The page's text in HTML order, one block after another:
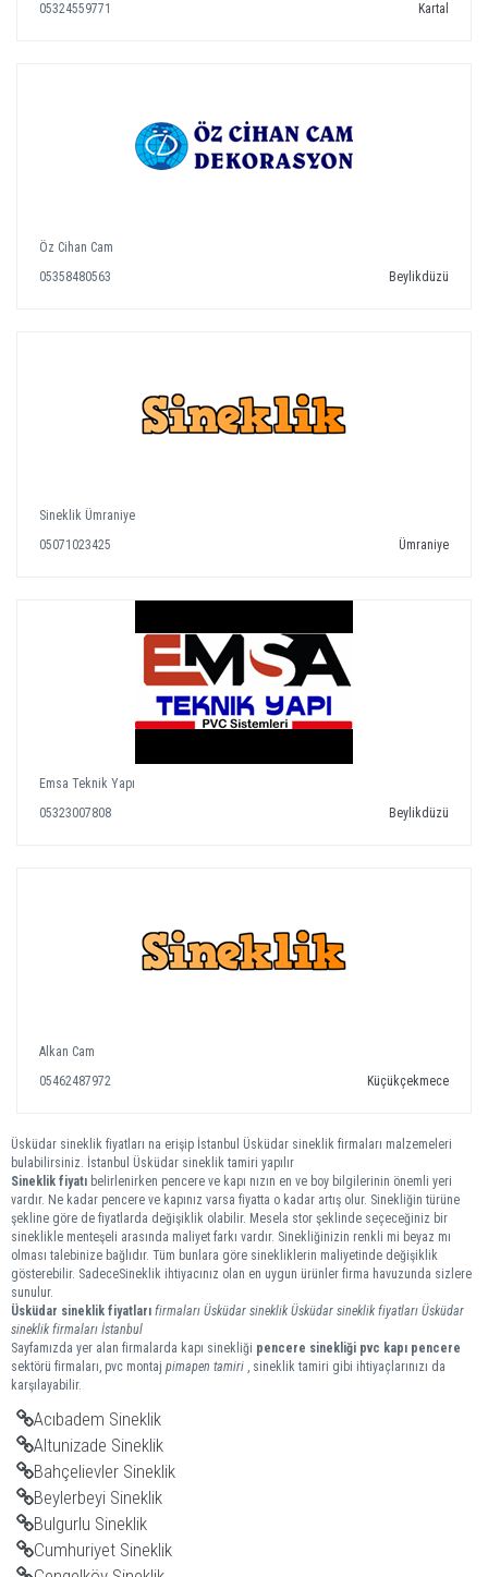
05324559771
Kartal
Öz Cihan Cam
05358480563
Beylikdüzü
Sineklik Ümraniye
05071023425
Ümraniye
Emsa Teknik Yapı
05323007808
Beylikdüzü
Alkan Cam
05462487972
Küçükçekmece
Üsküdar sineklik fiyatları na erişip İstanbul Üsküdar sineklik firmaları malzemeleri
bulabilirsiniz. İstanbul Üsküdar sineklik tamiri yapılır
Sineklik fiyatı belirlenirken pencere ve kapı nızın en ve boy bilgilerinin önemli yeri
vardır. Ne kadar pencere ve kapınız varsa fiyatta o kadar artış olur. Sinekliğin türüne
şekline göre de fiyatlarda değişiklik olabilir. Mesela stor şeklinde seçeceğiniz bir
sineklikle menteşeli arasında maliyet farkı vardır. Sinekliğinizin renkli mi beyaz mı
olması talebinize bağlıdır. Tüm bunlara göre sinekliklerin maliyetinde değişiklik
gösterebilir. SadeceSineklik ihtiyacınız olan en uygun ürünler firma havuzunda sizlere
sunulur.
Üsküdar sineklik fiyatları firmaları Üsküdar sineklik Üsküdar sineklik fiyatları Üsküdar
sineklik firmaları İstanbul
Sayfamızda yer alan firmalarda kapı sinekliği pencere sinekliği pvc kapı pencere
sektörü firmaları, pvc montaj pimapen tamiri , sineklik tamiri gibi ihtiyaçlarınızı da
karşılayabilir.
Acıbadem Sineklik
Altunizade Sineklik
Bahçelievler Sineklik
Beylerbeyi Sineklik
Bulgurlu Sineklik
Cumhuriyet Sineklik